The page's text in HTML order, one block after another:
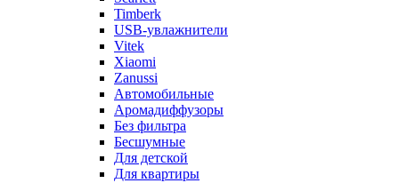
Timberk
USB-увлажнители
Vitek
Xiaomi
Zanussi
Автомобильные
Аромадиффузоры
Без фильтра
Бесшумные
Для детской
Для квартиры